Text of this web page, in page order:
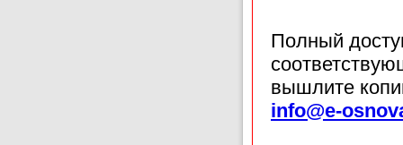
Полный
вышлите
info@e-